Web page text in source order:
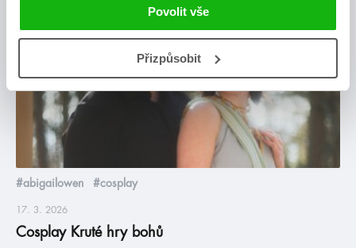
Povolit vše
Přizpůsobit
#abigailowen #cosplay
17. 3. 2026
Cosplay Kruté hry bohů